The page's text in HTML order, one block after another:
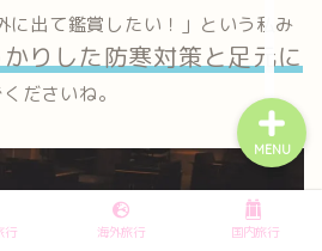
に出て鑑賞したい！」という私み
かりした防寒対策と足元に
ださいね。
行 海外旅行 国内旅行
MENU
海外旅行